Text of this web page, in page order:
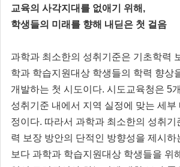
교육의 사각지대를 없애기 위해,
학생들의 미래를 향해 내딛은 첫 걸음
과학과 최소한의 성취기준은 기초학력
학과 학습지원대상 학생들의 학력 향상
개발하는 첫 시도이다. 시도교육청은 5
성취기준 내에서 지역 실정에 맞는 세부
정이다. 따라서 과학과 최소한의 성취
력 보장 방안의 단적인 방향성을 제시하
보다 과학과 학습지원대상 학생들을 위